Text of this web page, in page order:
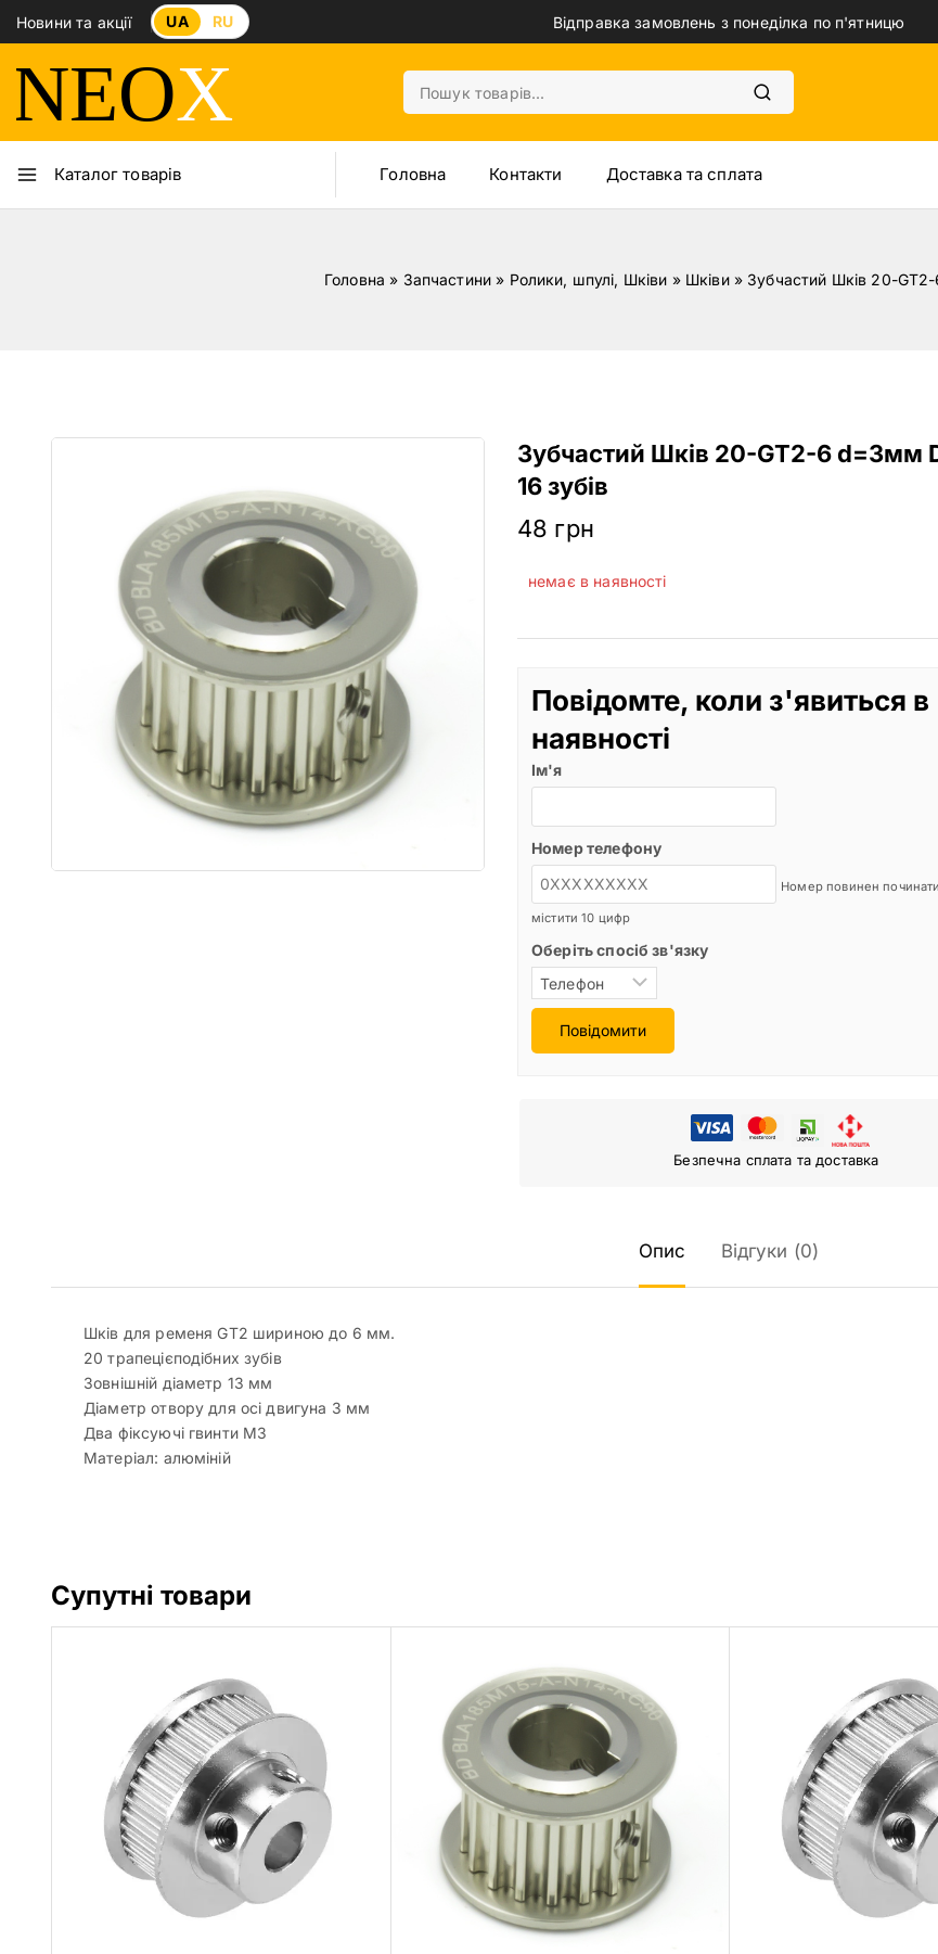
Новини та акції UA RU Відправка замовлень з понеділка по п'ятницю
Каталог товарів Головна Контакти Доставка та сплата
Головна » Запчастини » Ролики, шпулі, Шківи » Шківи» Зубчастий Шків 20-
Зубчастий Шків 20-GT2-6 d=3мм
16 зубів
48 грн
немає в наявності
Повідомте, коли з'явиться в
наявності
Ім'я
Номер телефону
Номер повинен
містити 10 цифр
Оберіть спосіб зв'язку
Повідомити
Безпечна сплата та доставка
Опис Відгуки (0)
Шків для ременя GT2 шириною до 6 мм.
20 трапецієподібних зубів
Зовнішній діаметр 13 мм
Діаметр отвору для осі двигуна 3 мм
Два фіксуючі гвинти М3
Матеріал: алюміній
Супутні товари